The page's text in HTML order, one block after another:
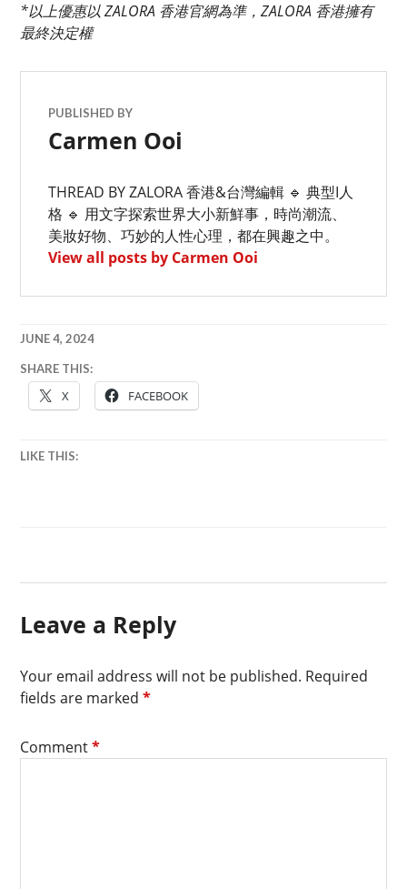
*以上優惠以 ZALORA 香港官網為準，ZALORA 香港擁有
最終決定權
PUBLISHED BY
Carmen Ooi
THREAD BY ZALORA 香港&台灣編輯 🔹 典型I人
格 🔹 用文字探索世界大小新鮮事，時尚潮流、
美妝好物、巧妙的人性心理，都在興趣之中。
View all posts by Carmen Ooi
JUNE 4, 2024
ZALORA
購
優
SHARE THIS:
X FACEBOOK
LIKE THIS:
Leave a Reply
Your email address will not be published. Required
fields are marked*
Comment*